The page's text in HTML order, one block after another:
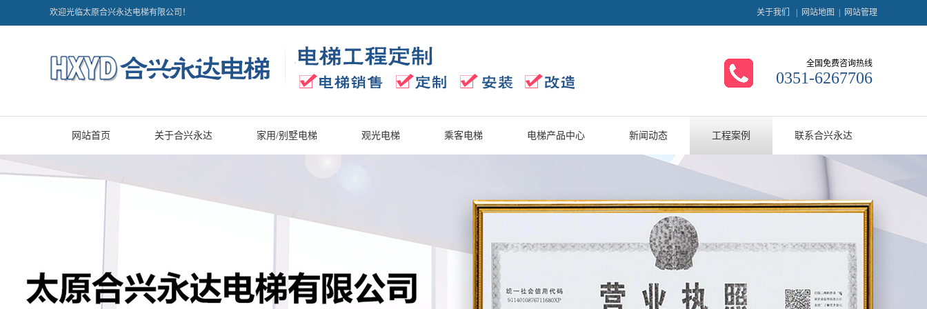
欢迎光临太原合兴永达电梯有限公司！ 关于我们 网站地图 网站管理
全国免费咨询热线
0351-6267706
网站首页 关于合兴永达 家用/别墅电梯 观光电梯 乘客电梯 电梯产品中心 新闻动态 工程案例 联系合兴永达